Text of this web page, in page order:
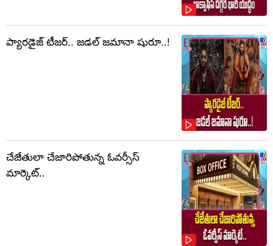
ప్యారడైజ్ టీజర్.. జడల్ జమానా షురూ..!
చేజేతులా చేజారిపోతున్న ఓవర్సీస్
మార్కెట్..